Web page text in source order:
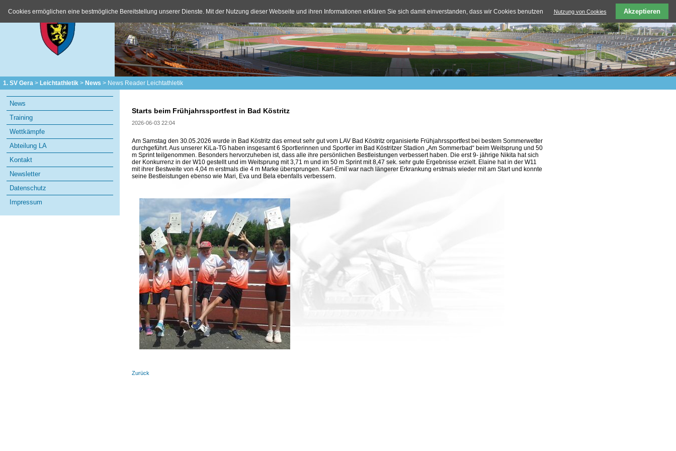
1. SV Gera Leichtathletik News News Reader Leichtathletik
Starts beim Frühjahrssportfest in Bad Köstritz
2026-06-03 22:04
Am Samstag den 30.05.2026 wurde in Bad Köstritz das erneut sehr gut vom LAV Bad Köstritz organisierte Frühjahrssportfest bei bestem Sommerwetter
durchgeführt. Aus unserer KiLa-TG haben insgesamt 6 Sportlerinnen und Sportler im Bad Köstritzer Stadion „Am Sommerbad“ beim Weitsprung und 50
m Sprint teilgenommen. Besonders hervorzuheben ist, dass alle ihre persönlichen Bestleistungen verbessert haben. Die erst 9- jährige Nikita hat sich
der Konkurrenz in der W10 gestellt und im Weitsprung mit 3,71 m und im 50 m Sprint mit 8,47 sek. sehr gute Ergebnisse erzielt. Elaine hat in der W11
mit ihrer Bestweite von 4,04 m erstmals die 4 m Marke übersprungen. Karl-Emil war nach längerer Erkrankung erstmals wieder mit am Start und konnte
seine Bestleistungen ebenso wie Mari, Eva und Bela ebenfalls verbessern.
Zurück
Navigation
überspringen
News
Training
Wettkämpfe
Abteilung LA
Kontakt
Newsletter
Datenschutz
Impressum
Cookies ermöglichen eine bestmögliche Bereitstellung unserer Dienste. Mit der Nutzung dieser Webseite und ihren Informationen erklären Sie sich damit einverstanden, dass wir Cookies benutzen Nutzung von Cookies Akzeptieren